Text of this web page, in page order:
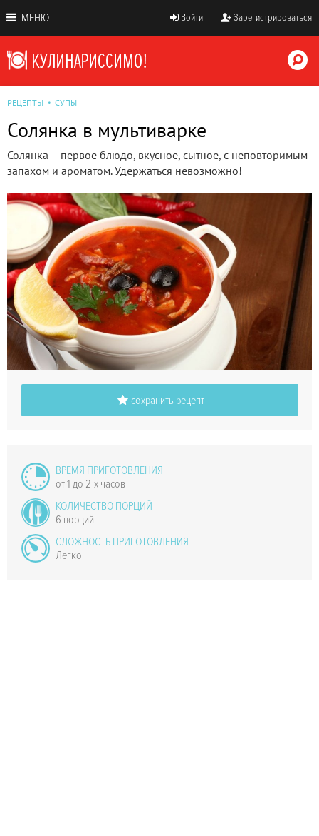
МЕНЮ Войти Зарегистрироваться
РЕЦЕПТЫ СУПЫ
Солянка в мультиварке
Солянка – первое блюдо, вкусное, сытное, с неповторимым
запахом и ароматом. Удержаться невозможно!
сохранить рецепт
ВРЕМЯ ПРИГОТОВЛЕНИЯ
от 1 до 2-х часов
КОЛИЧЕСТВО ПОРЦИЙ
6 порций
СЛОЖНОСТЬ ПРИГОТОВЛЕНИЯ
Легко